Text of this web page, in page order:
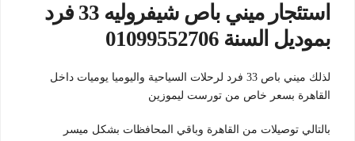
استئجار ميني باص شيفروليه 33 فرد
بموديل السنة 01099552706
لذلك ميني باص 33 فرد لرحلات السياحية واليوميا يوميات داخل
القاهرة بسعر خاص من تورست ليموزين
بالتالي توصيلات من القاهرة وباقي المحافظات بشكل ميسر